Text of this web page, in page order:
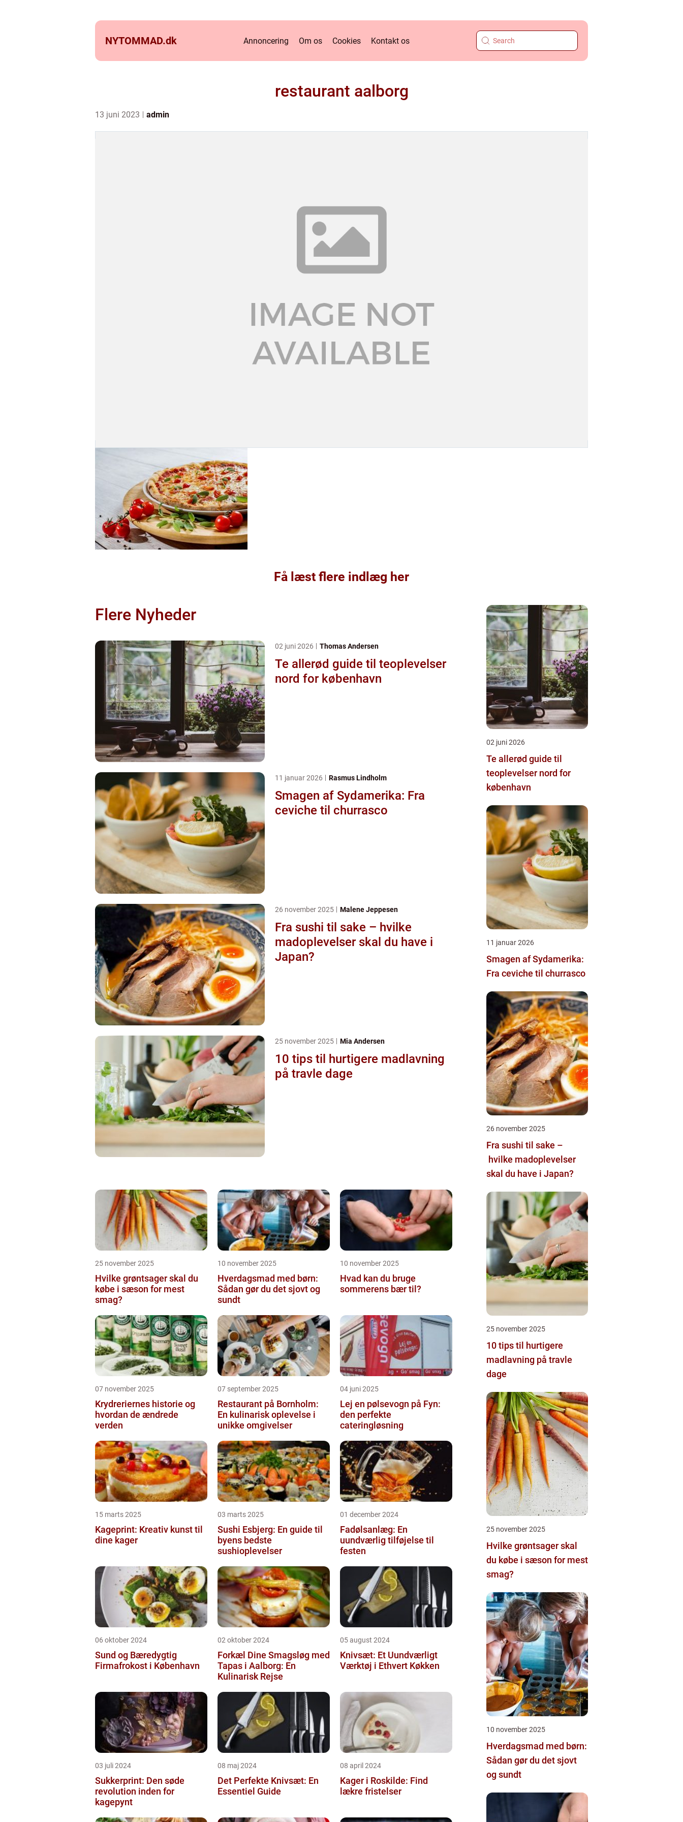
NYTOMMAD.dk Annoncering Om os Cookies Kontakt os
restaurant aalborg
13 juni 2023 admin
Få læst flere indlæg her
Flere Nyheder
02 juni 2026 Thomas Andersen
Te allerød guide til teoplevelser
nord for københavn
11 januar 2026 Rasmus Lindholm
Smagen af Sydamerika: Fra
ceviche til churrasco
26 november 2025 Malene Jeppesen
Fra sushi til sake – hvilke
madoplevelser skal du have i
Japan?
25 november 2025 Mia Andersen
10 tips til hurtigere madlavning
på travle dage
25 november 2025
Hvilke grøntsager skal du
købe i sæson for mest
smag?
10 november 2025
Hverdagsmad med børn:
Sådan gør du det sjovt og
sundt
10 november 2025
Hvad kan du bruge
sommerens bær til?
07 november 2025
Krydreriernes historie og
hvordan de ændrede
verden
07 september 2025
Restaurant på Bornholm:
En kulinarisk oplevelse i
unikke omgivelser
04 juni 2025
Lej en pølsevogn på Fyn:
den perfekte
cateringløsning
15 marts 2025
Kageprint: Kreativ kunst til
dine kager
03 marts 2025
Sushi Esbjerg: En guide til
byens bedste
sushioplevelser
01 december 2024
Fadølsanlæg: En
uundværlig tilføjelse til
festen
06 oktober 2024
Sund og Bæredygtig
Firmafrokost i København
02 oktober 2024
Forkæl Dine Smagsløg med
Tapas i Aalborg: En
Kulinarisk Rejse
05 august 2024
Knivsæt: Et Uundværligt
Værktøj i Ethvert Køkken
03 juli 2024
Sukkerprint: Den søde
revolution inden for
kagepynt
08 maj 2024
Det Perfekte Knivsæt: En
Essentiel Guide
08 april 2024
Kager i Roskilde: Find
lækre fristelser
02 juni 2026
Te allerød guide til
teoplevelser nord for
københavn
11 januar 2026
Smagen af Sydamerika:
Fra ceviche til churrasco
26 november 2025
Fra sushi til sake –
hvilke madoplevelser
skal du have i Japan?
25 november 2025
10 tips til hurtigere
madlavning på travle
dage
25 november 2025
Hvilke grøntsager skal
du købe i sæson for mest
smag?
10 november 2025
Hverdagsmad med børn:
Sådan gør du det sjovt
og sundt